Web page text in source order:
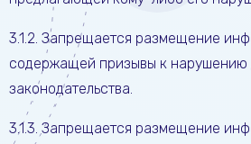
3.1.2. Запрещается размещение
содержащей призывы к нарушению
законодательства.
3.1.3. Запрещается размещение